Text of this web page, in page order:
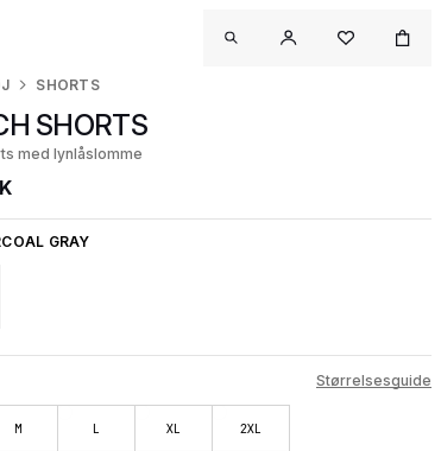
SHORTS
SHORTS
med lynlåslomme
GRAY
Størrelsesguide
M L XL 2XL